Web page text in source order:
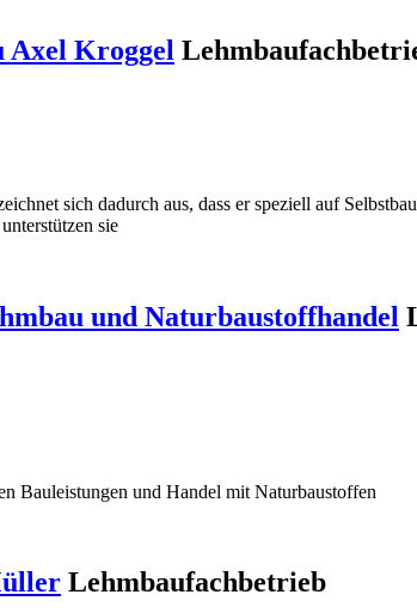
Axel Kroggel
sich dadurch aus, dass er speziell auf
sie
und Naturbaustoffhandel
Bauleistungen und Handel mit Naturbaustoffen
Lehmbaufachbetrieb